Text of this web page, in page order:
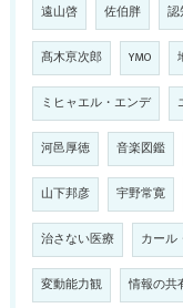
遠山啓 佐伯胖 認
髙木亰次郎 YMO
ミヒャエル・エンデ
河邑厚徳 音楽図鑑
山下邦彦 宇野常寛
治さない医療 カール
変動能力観 情報の共